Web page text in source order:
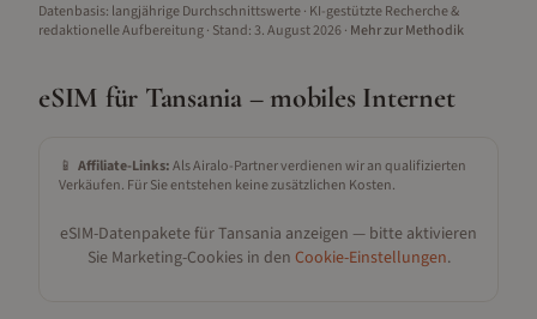
Datenbasis: langjährige Durchschnittswerte · KI-gestützte Recherche &
redaktionelle Aufbereitung· Stand: 3. August 2026· Mehr zur Methodik
eSIM für Tansania– mobiles Internet
📱 Affiliate-Links:Als Airalo-Partner verdienen wir an qualifizierten
Verkäufen. Für Sie entstehen keine zusätzlichen Kosten.
eSIM-Datenpakete fürTansania anzeigen — bitte aktivieren
Sie Marketing-Cookies in den Cookie-Einstellungen.